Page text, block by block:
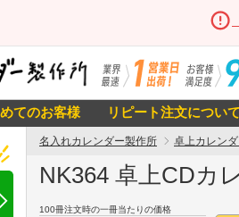
てのお客様 リピート注文につい
名入れカレンダー製作所 卓上カレン
NK364 卓上CDカ
100冊注文時の一冊当たりの価格